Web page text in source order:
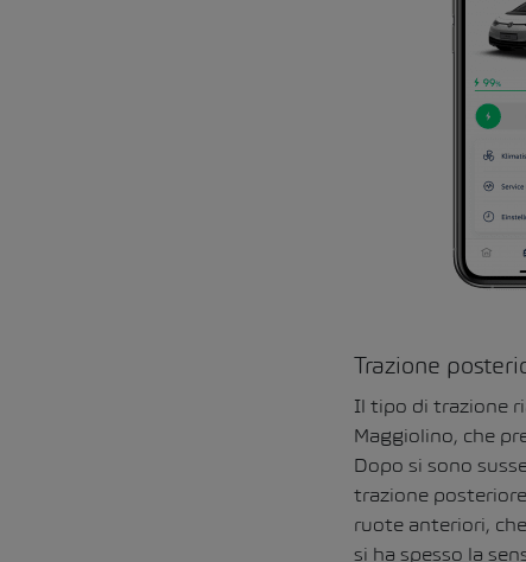
Trazione
Il tipo di trazione
Maggiolino, che
Dopo si sono
trazione
ruote anteriori,
si ha spesso la